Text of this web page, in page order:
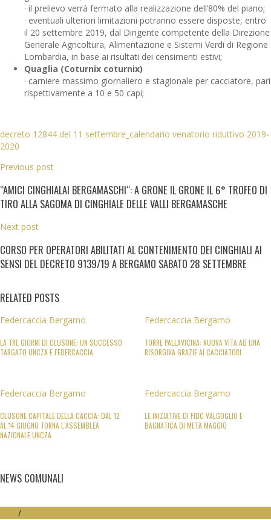
· il prelievo verrà fermato alla realizzazione dell’80% del piano;
· eventuali ulteriori limitazioni potranno essere disposte, entro
il 20 settembre 2019, dal Dirigente competente della Direzione
Generale Agricoltura, Alimentazione e Sistemi Verdi di Regione
Lombardia, in base ai risultati dei censimenti estivi;
Quaglia (Coturnix coturnix)
· carniere massimo giornaliero e stagionale per cacciatore, pari
rispettivamente a 10 e 50 capi;
decreto 12844 del 11 settembre_calendario venatorio riduttivo 2019-
2020
Previous post
“AMICI CINGHIALAI BERGAMASCHI“: A GRONE IL GRONE IL 6° TROFEO DI
TIRO ALLA SAGOMA DI CINGHIALE DELLE VALLI BERGAMASCHE
Next post
CORSO PER OPERATORI ABILITATI AL CONTENIMENTO DEI CINGHIALI AI
SENSI DEL DECRETO 9139/19 A BERGAMO SABATO 28 SETTEMBRE
RELATED POSTS
Federcaccia Bergamo
LA TRE GIORNI DI CLUSONE: UN SUCCESSO
TARGATO UNCZA E FEDERCACCIA
Federcaccia Bergamo
TORRE PALLAVICINA: NUOVA VITA AD UNA
RISORGIVA GRAZIE AI CACCIATORI
Federcaccia Bergamo
CLUSONE CAPITALE DELLA CACCIA: DAL 12
AL 14 GIUGNO TORNA L’ASSEMBLEA
NAZIONALE UNCZA
Federcaccia Bergamo
LE INIZIATIVE DI FIDC VALGOGLIO E
BAGNATICA DI METÀ MAGGIO
NEWS COMUNALI
/